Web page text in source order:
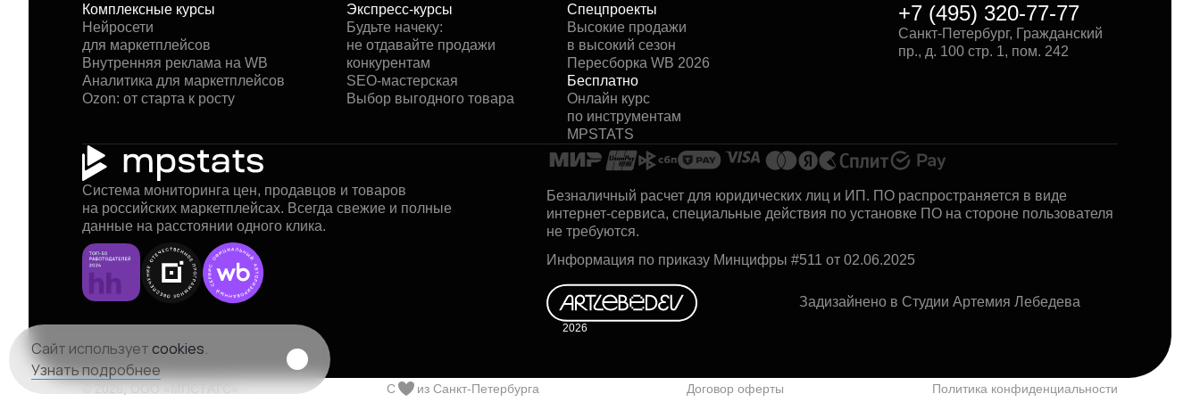
Сайт использует cookies.
Узнать подробнее
Комплексные курсы
Нейросети
для маркетплейсов
Внутренняя реклама на WB
Аналитика для маркетплейсов
Ozon: от старта к росту
Экспресс-курсы
Будьте начеку:
не отдавайте продажи
конкурентам
SEO-мастерская
Выбор выгодного товара
Спецпроекты
Высокие продажи
в высокий сезон
Пересборка WB 2026
Бесплатно
Онлайн курс
по инструментам
MPSTATS
+7 (495) 320-77-77
Санкт-Петербург, Гражданский
пр., д. 100 стр. 1, пом. 242
Система мониторинга цен, продавцов и товаров
на российских маркетплейсах. Всегда свежие и полные
данные на расстоянии одного клика.
Безналичный расчет для юридических лиц и ИП. ПО распространяется в виде
интернет-сервиса, специальные действия по установке ПО на стороне пользователя
не требуются.
Информация по приказу Минцифры #511 от 02.06.2025
2026
Задизайнено в Студии Артемия Лебедева
© 2026, ООО «МПСТАТС» C из Санкт-Петербурга Договор оферты Политика конфиденциальности